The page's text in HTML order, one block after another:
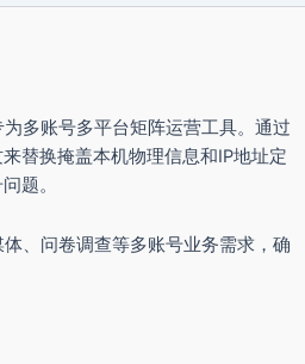
为多账号多平台矩阵运营工具。通过
替换掩盖本机物理信息和IP地址定
题。
、问卷调查等多账号业务需求，确